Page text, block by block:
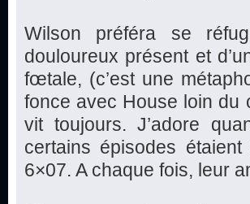
Wilson préféra se
douloureux présent et
fœtale, (c’est une
fonce avec House loin du
vit toujours. J’adore
certains épisodes
6×07. A chaque fois, leur